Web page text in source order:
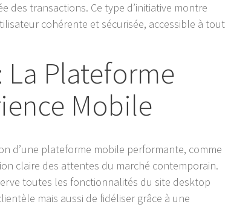
des transactions. Ce type d’initiative montre
cohérente et sécurisée, accessible à tout
La Plateforme
Mobile
d’une plateforme mobile performante, comme
claire des attentes du marché contemporain.
toutes les fonctionnalités du site desktop
mais aussi de fidéliser grâce à une